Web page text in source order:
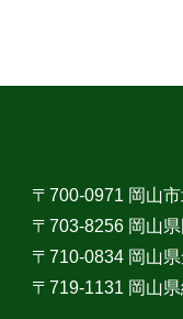
〒700-0971 岡山
〒703-8256 岡山
〒710-0834 岡山
〒719-1131 岡山